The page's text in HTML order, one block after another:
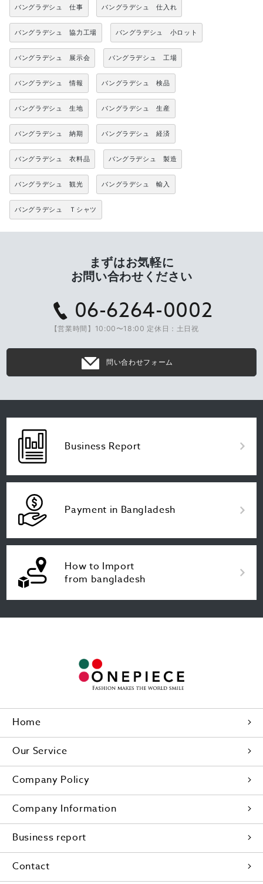
バングラデシュ 仕事 バングラデシュ 仕入れ
バングラデシュ 協力工場 バングラデシュ 小ロット
バングラデシュ 展示会 バングラデシュ 工場
バングラデシュ 情報 バングラデシュ 検品
バングラデシュ 生地 バングラデシュ 生産
バングラデシュ 納期 バングラデシュ 経済
バングラデシュ 衣料品 バングラデシュ 製造
バングラデシュ 観光 バングラデシュ 輸入
バングラデシュ Ｔシャツ
まずはお気軽に
お問い合わせください
06-6264-0002
【営業時間】10:00〜18:00 定休日：土日祝
問い合わせフォーム
Business Report
Payment in Bangladesh
How to Import
from bangladesh
Home
Our Service
Company Policy
Company Information
Business report
Contact